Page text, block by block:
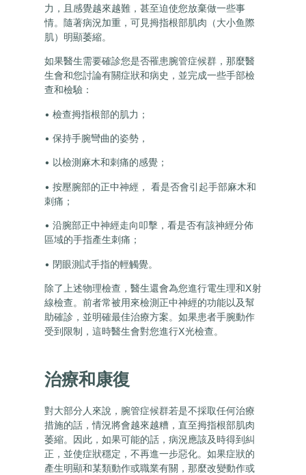
力，且感覺越來越難，甚至迫使您放棄做一些事
情。隨著病況加重，可見拇指根部肌肉（大小鱼際
肌）明顯萎縮。
如果醫生需要確診您是否罹患腕管症候群，那麼醫
生會和您討論有關症狀和病史，並完成一些手部檢
查和檢驗：
• 檢查拇指根部的肌力；
• 保持手腕彎曲的姿勢，
• 以檢測麻木和刺痛的感覺；
• 按壓腕部的正中神經， 看是否會引起手部麻木和
刺痛；
• 沿腕部正中神經走向叩擊，看是否有該神經分佈
區域的手指產生刺痛；
• 閉眼測試手指的輕觸覺。
除了上述物理檢查，醫生還會為您進行電生理和X射
線檢查。前者常被用來檢測正中神經的功能以及幫
助確診，並明確最佳治療方案。如果患者手腕動作
受到限制，這時醫生會對您進行X光檢查。
治療和康復
對大部分人來說，腕管症候群若是不採取任何治療
措施的話，情況將會越來越糟，直至拇指根部肌肉
萎縮。因此，如果可能的話，病況應該及時得到糾
正，並使症狀穩定，不再進一步惡化。如果症狀的
產生明顯和某類動作或職業有關，那麼改變動作或